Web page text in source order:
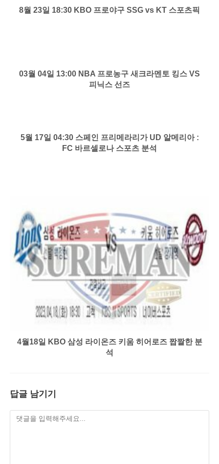
8월 23일 18:30 KBO 프로야구 SSG vs KT 스포츠픽
03월 04일 13:00 NBA 프로농구 새크라멘토 킹스 VS
피닉스 선즈
5월 17일 04:30 스페인 프리메라리가 UD 알메리아 :
FC 바르셀로나 스포츠 분석
4월18일 KBO 삼성 라이온즈 키움 히어로즈 짭짤한 분
석
답글 남기기